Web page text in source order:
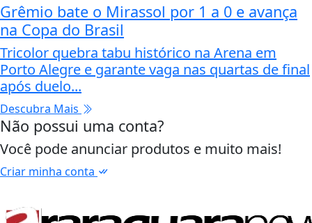
Grêmio bate o Mirassol por 1 a 0 e avança
na Copa do Brasil
Tricolor quebra tabu histórico na Arena em
Porto Alegre e garante vaga nas quartas de final
após duelo...
Descubra Mais
Não possui uma conta?
Você pode anunciar produtos e muito mais!
Criar minha conta